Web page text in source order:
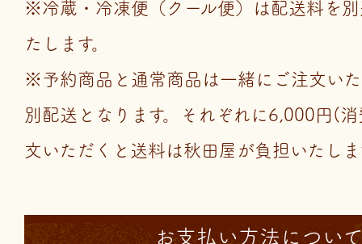
※冷蔵・冷凍便（クール便）は配送料を
たします。
※予約商品と通常商品は一緒にご注文い
別配送となります。それぞれに6,000円(
文いただくと送料は秋田屋が負担いたしま
お支払い方法につい